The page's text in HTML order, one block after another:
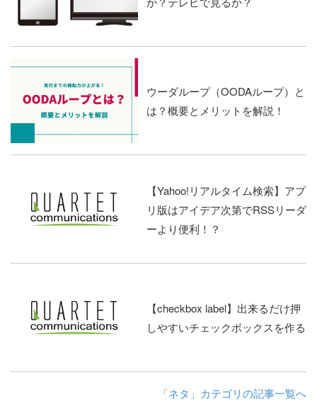
ウーダループ（OODAループ）と
は？概要とメリットを解説！
【Yahoo!リアルタイム検索】アプ
リ版はアイデア次第でRSSリーダ
ーより便利！？
【checkbox label】出来るだけ押
しやすいチェックボックスを作る
「ネタ」カテゴリの記事一覧へ